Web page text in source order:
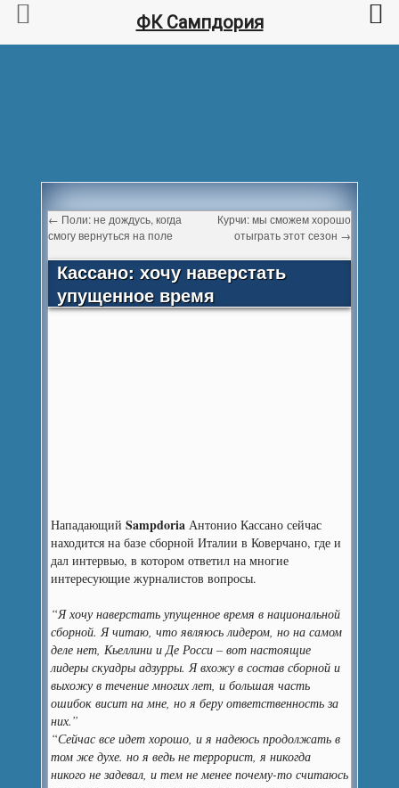
← Поли: не дождусь, когда
смогу вернуться на поле
Курчи: мы сможем хорошо
отыграть этот сезон →
Кассано: хочу наверстать
упущенное время
НападающийSampdoria Антонио Кассано сейчас
находится на базе сборной Италии в Коверчано, где и
дал интервью, в котором ответил на многие
интересующие журналистов вопросы.
“Я хочу наверстать упущенное время в национальной
сборной. Я читаю, что являюсь лидером, но на самом
деле нет, Кьеллини и Де Росси – вот настоящие
лидеры скуадры адзурры. Я вхожу в состав сборной и
выхожу в течение многих лет, и большая часть
ошибок висит на мне, но я беру ответственность за
них.”
“Сейчас все идет хорошо, и я надеюсь продолжать в
том же духе. но я ведь не террорист, я никогда
никого не задевал, и тем не менее почему-то считаюсь
ФК Сампдория